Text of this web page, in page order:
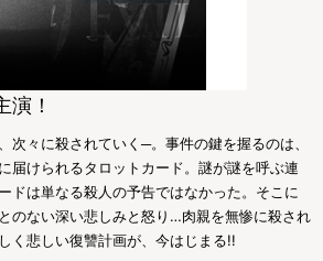
演！
次々に殺されていく─。事件の鍵を握るのは、
届けられるタロットカード。謎が謎を呼ぶ連
ドは単なる殺人の予告ではなかった。そこに
のない深い悲しみと怒り…肉親を無惨に殺され
く悲しい復讐計画が、今はじまる!!